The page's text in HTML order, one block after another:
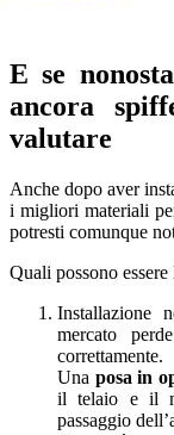
E se
ancora
valutare
Anche dopo aver
i migliori materiali
potresti comunque
Quali possono essere
Installazione
mercato
correttamente.
Una posa in
il telaio e il
passaggio